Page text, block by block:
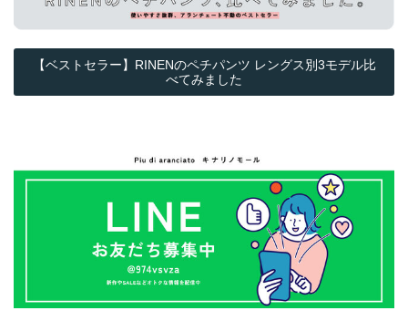
【ベストセラー】RINENのペチパンツ レングス別3モデル比
べてみました